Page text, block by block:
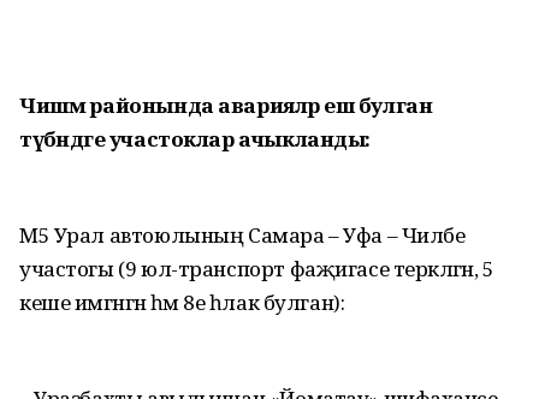
Чишмә районында аварияләр еш булган
түбәндәге участоклар ачыкланды:
М5 Урал автоюлының Самара – Уфа – Чиләбе
участогы (9 юл-транспорт фаҗигасе теркәлгән, 5
кеше имгәнгән һәм 8е һәлак булган):